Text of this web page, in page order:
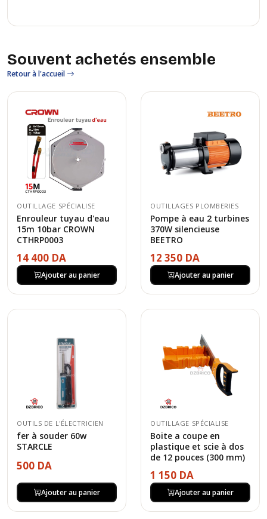
Souvent achetés ensemble
Retour à l'accueil
OUTILLAGE SPÉCIALISE
Enrouleur tuyau d'eau
15m 10bar CROWN
CTHRP0003
14 400 DA
Ajouter au panier
OUTILLAGES PLOMBERIES
Pompe à eau 2 turbines
370W silencieuse
BEETRO
12 350 DA
Ajouter au panier
OUTILS DE L'ÉLECTRICIEN
fer à souder 60w
STARCLE
500 DA
Ajouter au panier
OUTILLAGE SPÉCIALISE
Boite a coupe en
plastique et scie à dos
de 12 pouces (300 mm)
1 150 DA
Ajouter au panier